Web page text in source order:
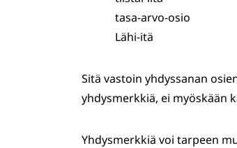
tasa-arvo-osio
Lähi-itä
Sitä vastoin yhdyssanan
yhdysmerkkiä, ei myöskään
Yhdysmerkkiä voi tarpeen